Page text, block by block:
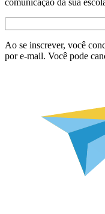
Ao se inscrever, você
por e-mail. Você pode